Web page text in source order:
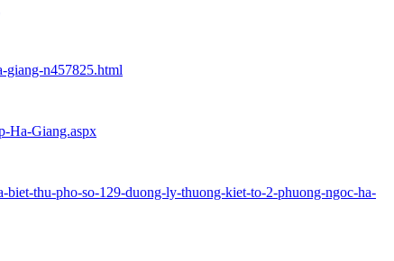
giang-n457825.html
Ha-Giang.aspx
thu-pho-so-129-duong-ly-thuong-kiet-to-2-phuong-ngoc-ha-